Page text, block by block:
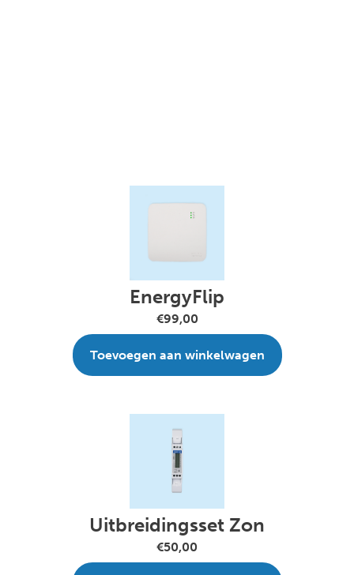
EnergyFlip
€99,00
Toevoegen aan winkelwagen
Uitbreidingsset Zon
€50,00